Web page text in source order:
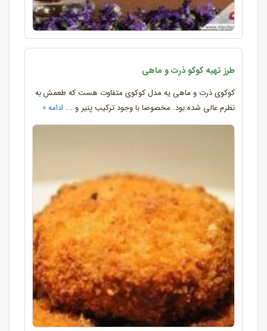
طرز تهیه کوکو ذرت و ماهی
کوکوی ذرت و ماهی یه مدل کوکوی متفاوت هست که طعمش به
نظرم عالی شده بود. مخصوصا با وجود ترکیب پنیر و ... ادامه »